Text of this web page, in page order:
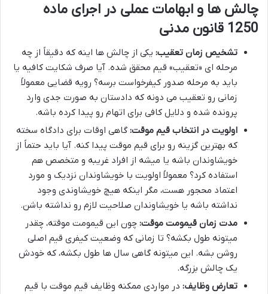
چالش ها و ابهامات عملی در اجرای ماده
1250 قانون مدنی
تشخیص زمان تعقیب: یکی از چالش ها اینه که دقیقاً از چه
مرحله ای «تعقیب» قیم محقق شده. آیا صرف شکایت کافیه یا
باید به مرحله صدور کیفرخواست برسه؟ رویه قضایی معمولاً
زمانی رو تعقیب می دونه که دادستان به صورت جدی وارد
پرونده شده و دلایل کافی برای اتهام رو پیدا کرده باشه.
اولویت در انتخاب قیم موقت: گاهی اوقات برای دادگاه سخته
که بهترین گزینه رو برای قیم موقت پیدا کنه. آیا باید حتماً از
خویشاوندان باشه یا میشه از افراد غریبه و متخصص هم
استفاده کرد؟ معمولاً اولویت با خویشاوندان نزدیک و مورد
اعتماد محجور هست، مگر اینکه هیچ خویشاوندی وجود
نداشته باشه یا خویشاوندان صلاحیت لازم رو نداشته باشن.
مدت زمان قیمومت موقت: چون این قیمومت موقته، چقدر
میتونه طول بکشه؟ تا زمانی که وضعیت کیفری قیم اصلی
روشن بشه. این میتونه گاهی سال ها طول بکشه، که خودش
یک چالش بزرگه.
تعارض وظایف: در مواردی ممکنه وظایف قیم موقت با قیم